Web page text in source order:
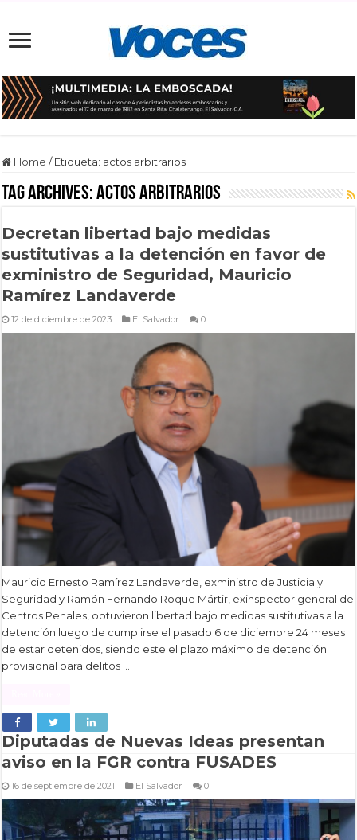
Home / Etiqueta: actos arbitrarios
Tag Archives:actos arbitrarios
Decretan libertad bajo medidas
sustitutivas a la detención en favor de
exministro de Seguridad, Mauricio
Ramírez Landaverde
12 de diciembre de 2023 El Salvador 0
Mauricio Ernesto Ramírez Landaverde, exministro de Justicia y
Seguridad y Ramón Fernando Roque Mártir, exinspector general de
Centros Penales, obtuvieron libertad bajo medidas sustitutivas a la
detención luego de cumplirse el pasado 6 de diciembre 24 meses
de estar detenidos, siendo este el plazo máximo de detención
provisional para delitos …
Diputadas de Nuevas Ideas presentan
aviso en la FGR contra FUSADES
16 de septiembre de 2021 El Salvador 0